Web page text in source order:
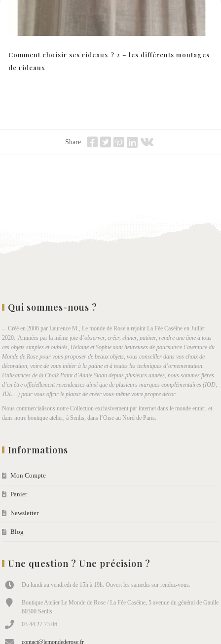
Comment choisir ses rideaux ? 2 – les différents montages
de rideaux
Share:
Qui sommes-nous ?
– Créé en 2006 par Laurence M., Le monde de Rose a rejoint La Fée Caséine en Juillet
2020. Animées par la même joie d’observer, créer, chiner, patiner, rendre une âme à tous
ces objets simples et oubliés, Helaine et Sophie sont heureuses de poursuivre l’aventure du
Monde de Rose pour vous proposer de beaux objets, vous conseiller dans vos choix de
décoration, voire de vous initier à la patine et à toutes les techniques d’ornementation.
Utilisatrices de la Chalk Paint d’Annie Sloan depuis plusieurs années, nous sommes fières
d’en être officiellement revendeuses ainsi que de plusieurs marques complémentaires (IOD,
JDL…) pour vous offrir le plaisir de créer vous-même votre propre décor.
Nous commercialisons notre Collection exclusivement par internet dans le monde entier, et
dans notre boutique atelier, à Senlis, dans l’Oise au Nord de Paris.
Informations
Mon Compte
Panier
Newsletter
Blog
Une question ? Une précision ?
Du lundi au vendredi de 15h à 19h. Ouvert les samedis sur rendez-vous.
Boutique Atelier Le Monde de Rose / La Fée Caséine, 5 avenue du général de Gaulle
60300 Senlis
03 44 27 73 06
contact@lemondederose.fr